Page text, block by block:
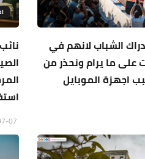
الشباب لانهم في
على ما يرام ونحذر من
اجهزة الموبايل